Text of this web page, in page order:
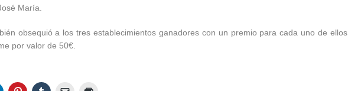
María.
obsequió a los tres establecimientos ganadores con un premio para cada uno de ellos
por valor de 50€.